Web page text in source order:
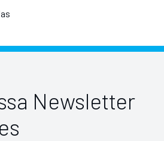
Newsletter